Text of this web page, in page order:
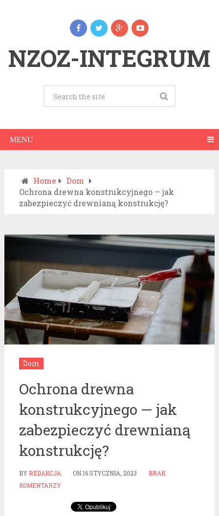
NZOZ-INTEGRUM
MENU
Home
Dom
Ochrona drewna konstrukcyjnego — jak
zabezpieczyć drewnianą konstrukcję?
Dom
Ochrona drewna
konstrukcyjnego — jak
zabezpieczyć drewnianą
konstrukcję?
BY REDAKCJA ON16 STYCZNIA, 2023
BRAK
KOMENTARZY